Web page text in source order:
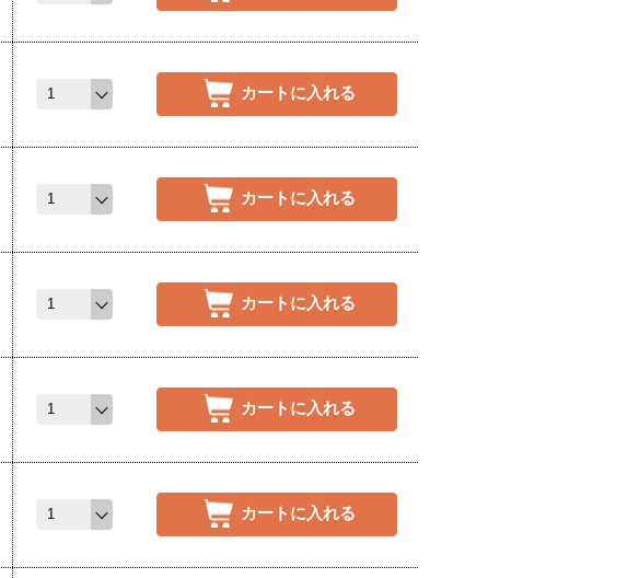
カートに入れる
カートに入れる
カートに入れる
カートに入れる
カートに入れる